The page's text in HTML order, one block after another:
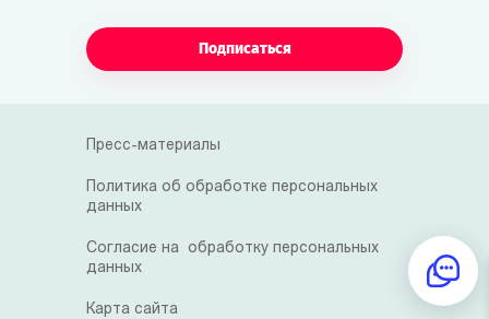
Подписаться
Пресс-материалы
Политика об обработке персональных
данных
Согласие на обработку персональных
данных
Карта сайта